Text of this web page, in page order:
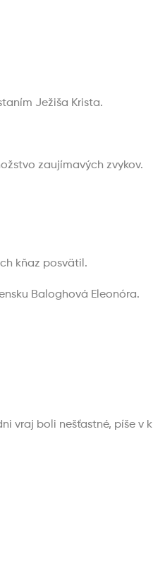
Ježiša Krista.
zaujímavých zvykov.
kňaz posvätil.
Baloghová Eleonóra.
vraj boli nešťastné, píše v